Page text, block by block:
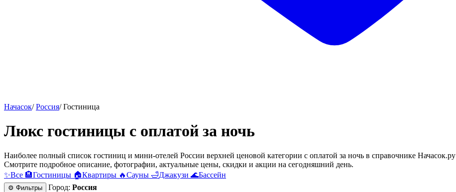
Начасок/ Россия/ Гостиница
Люкс гостиницы с оплатой за ночь
Наиболее полный список гостиниц и мини-отелей России верхней ценовой категории с оплатой за ночь в справочнике Начасок.ру
Смотрите подробное описание, фотографии, актуальные цены, скидки и акции на сегодняшний день.
✨Все 🏨Гостиницы 🏠Квартиры 🔥Сауны 🛁Джакузи 🌊Бассейн
⚙ Фильтры Город: Россия